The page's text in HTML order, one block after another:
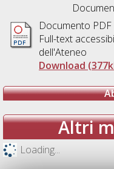
Documento PDF
Full-text
dell'Ateneo
Download
Altri
Loading...